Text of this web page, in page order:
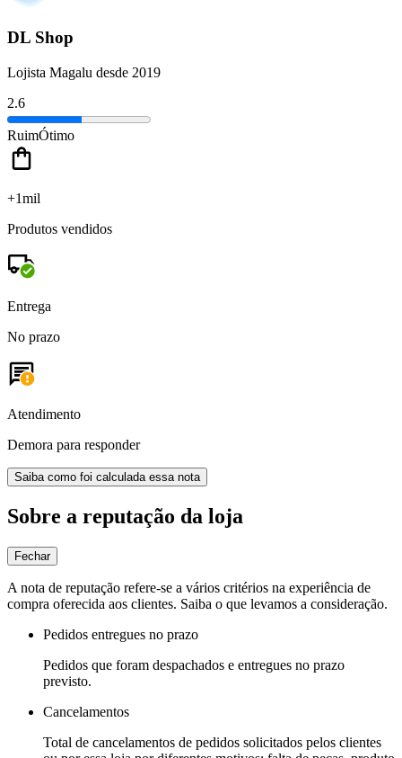
DL Shop
Lojista Magalu desde 2019
2.6
RuimÓtimo
+1mil
Produtos vendidos
Entrega
No prazo
Atendimento
Demora para responder
Saiba como foi calculada essa nota
Sobre a reputação da loja
Fechar
A nota de reputação refere-se a vários critérios na experiência de
compra oferecida aos clientes. Saiba o que levamos a consideração.
Pedidos entregues no prazo
Pedidos que foram despachados e entregues no prazo
previsto.
Cancelamentos
Total de cancelamentos de pedidos solicitados pelos clientes